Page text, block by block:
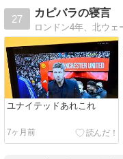
27
カピバラの寝言
ユナイテッドあれこれ
7ヶ月前